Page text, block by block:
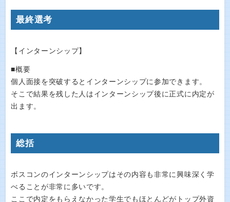
最終選考
【インターンシップ】
■概要
個人面接を突破するとインターンシップに参加できます。
そこで結果を残した人はインターンシップ後に正式に内定が
出ます。
総括
ボスコンのインターンシップはその内容も非常に興味深く学
べることが非常に多いです。
ここで内定をもらえなかった学生でもほとんどがトップ外資